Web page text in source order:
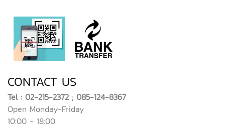
CONTACT US
Tel : 02-215-2372 ; 085-124-8367
Open Monday-Friday
10:00 - 18:00